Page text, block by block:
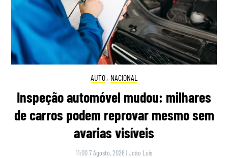
AUTO, NACIONAL
Inspeção automóvel mudou: milhares
de carros podem reprovar mesmo sem
avarias visíveis
11:00 7 Agosto, 2026 |João Luís